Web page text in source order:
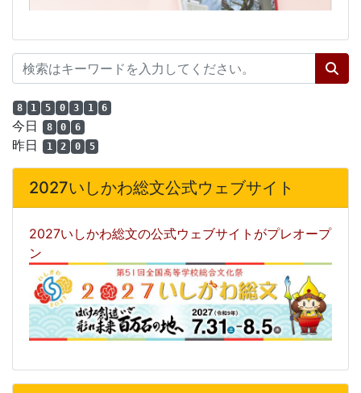
8 1 5 0 3 1 6
今日 8 0 6
昨日 1 2 0 5
2027いしかわ総文公式ウェブサイト
2027いしかわ総文の公式ウェブサイトがプレオープ
ン